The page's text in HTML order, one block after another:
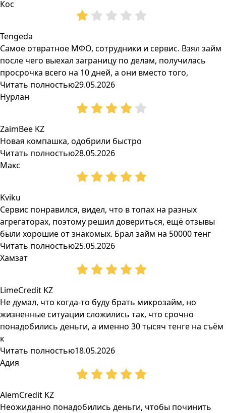
Кос
Tengeda
Самое отвратное МФО, сотрудники и сервис. Взял займ
после чего выехал заграницу по делам, получилась
просрочка всего на 10 дней, а они вместо того,
Читать полностью29.05.2026
Нурлан
ZaimBee KZ
Новая компашка, одобрили быстро
Читать полностью28.05.2026
Макс
Kviku
Сервис понравился, видел, что в топах на разных
агрегаторах, поэтому решил довериться, ещё отзывы
были хорошие от знакомых. Брал займ на 50000 тенг
Читать полностью25.05.2026
Хамзат
LimeCredit KZ
Не думал, что когда-то буду брать микрозайм, но
жизненные ситуации сложились так, что срочно
понадобились деньги, а именно 30 тысяч тенге на съём
к
Читать полностью18.05.2026
Адия
AlemCredit KZ
Неожиданно понадобились деньги, чтобы починить